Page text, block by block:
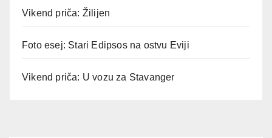
Vikend priča: Žilijen
Foto esej: Stari Edipsos na ostvu Eviji
Vikend priča: U vozu za Stavanger